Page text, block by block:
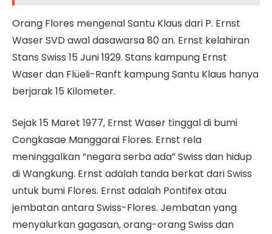
Orang Flores mengenal Santu Klaus dari P. Ernst
Waser SVD awal dasawarsa 80 an. Ernst kelahiran
Stans Swiss 15 Juni 1929. Stans kampung Ernst
Waser dan Flüeli-Ranft kampung Santu Klaus hanya
berjarak 15 Kilometer.
Sejak 15 Maret 1977, Ernst Waser tinggal di bumi
Congkasae Manggarai Flores. Ernst rela
meninggalkan “negara serba ada” Swiss dan hidup
di Wangkung. Ernst adalah tanda berkat dari Swiss
untuk bumi Flores. Ernst adalah Pontifex atau
jembatan antara Swiss-Flores. Jembatan yang
menyalurkan gagasan, orang-orang Swiss dan